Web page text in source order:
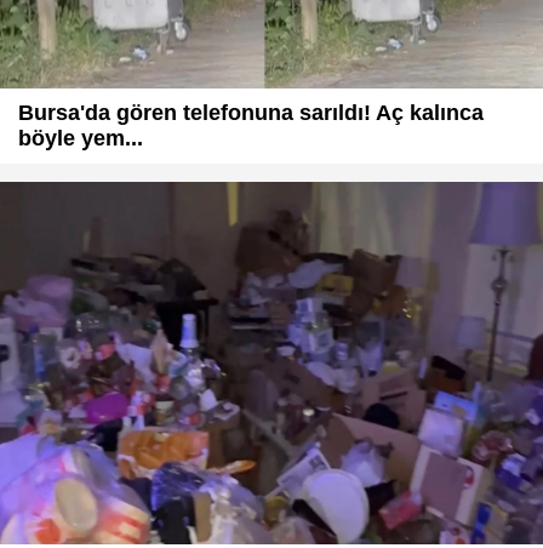
Bursa'da gören telefonuna sarıldı! Aç kalınca
böyle yem...